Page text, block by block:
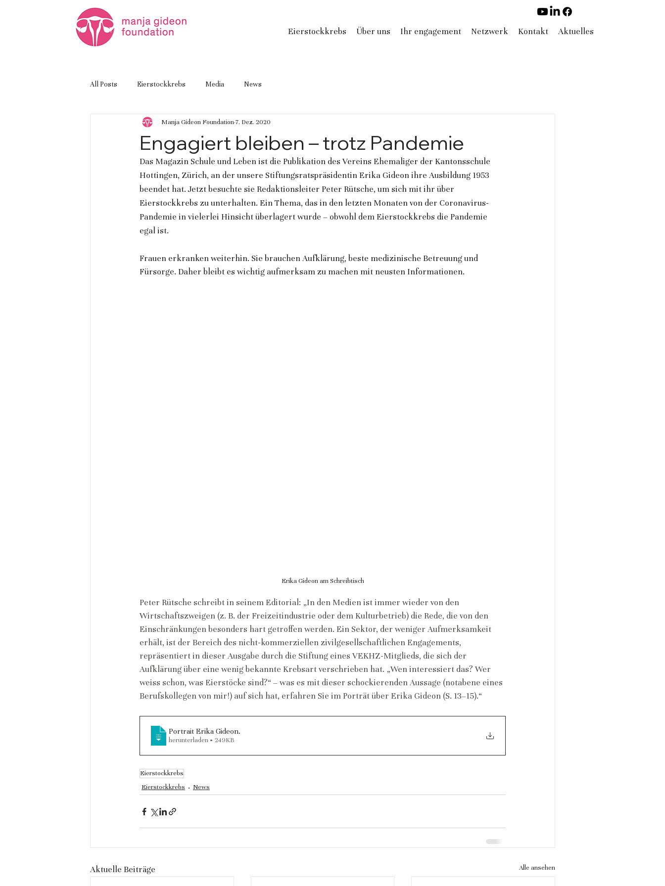
Eierstockkrebs Über uns Ihr engagement Netzwerk Kontakt Aktuelles
All Posts Eierstockkrebs Media News
Engagiert bleiben – trotz Pandemie
Manja Gideon Foundation7. Dez. 2020
Das Magazin Schule und Leben ist die Publikation des Vereins Ehemaliger der Kantonsschule
Hottingen, Zürich, an der unsere Stiftungsratspräsidentin Erika Gideon ihre Ausbildung 1953
beendet hat. Jetzt besuchte sie Redaktionsleiter Peter Rütsche, um sich mit ihr über
Eierstockkrebs zu unterhalten. Ein Thema, das in den letzten Monaten von der Coronavirus-
Pandemie in vielerlei Hinsicht überlagert wurde – obwohl dem Eierstockkrebs die Pandemie
egal ist.
Frauen erkranken weiterhin. Sie brauchen Aufklärung, beste medizinische Betreuung und
Fürsorge. Daher bleibt es wichtig aufmerksam zu machen mit neusten Informationen.
Erika Gideon am Schreibtisch
Peter Rütsche schreibt in seinem Editorial: „In den Medien ist immer wieder von den
Wirtschaftszweigen (z. B. der Freizeitindustrie oder dem Kulturbetrieb) die Rede, die von den
Einschränkungen besonders hart getroffen werden. Ein Sektor, der weniger Aufmerksamkeit
erhält, ist der Bereich des nicht-kommerziellen zivilgesellschaftlichen Engagements,
repräsentiert in dieser Ausgabe durch die Stiftung eines VEKHZ-Mitglieds, die sich der
Aufklärung über eine wenig bekannte Krebsart verschrieben hat. „Wen interessiert das? Wer
weiss schon, was Eierstöcke sind?“ – was es mit dieser schockierenden Aussage (notabene eines
Berufskollegen von mir!) auf sich hat, erfahren Sie im Porträt über Erika Gideon (S. 13–15).“
Portrait Erika Gideon.
herunterladen • 249KB
Eierstockkrebs
Eierstockkrebs
News
Aktuelle Beiträge Alle ansehen